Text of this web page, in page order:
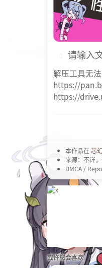
请输入
解压工具无
https://
https://
本作品在芯幻
来源：不详
DMCA /
或许您会喜欢